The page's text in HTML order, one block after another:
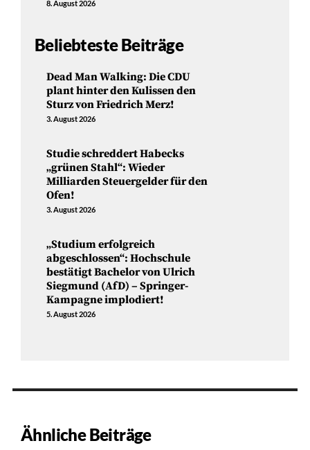
8. August 2026
Beliebteste Beiträge
Dead Man Walking: Die CDU
plant hinter den Kulissen den
Sturz von Friedrich Merz!
3. August 2026
Studie schreddert Habecks
„grünen Stahl“: Wieder
Milliarden Steuergelder für den
Ofen!
3. August 2026
„Studium erfolgreich
abgeschlossen“: Hochschule
bestätigt Bachelor von Ulrich
Siegmund (AfD) – Springer-
Kampagne implodiert!
5. August 2026
Ähnliche Beiträge